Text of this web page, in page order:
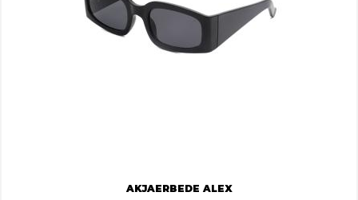
AKJAERBEDE ALEX